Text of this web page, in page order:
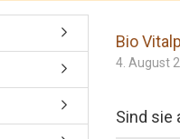
Bio
4. August
Sind sie